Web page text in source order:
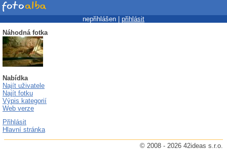
nepřihlášen | přihlásit
Náhodná fotka
Nabídka
Najít uživatele
Najít fotku
Výpis kategorií
Web verze
Přihlásit
Hlavní stránka
© 2008 - 2026 42ideas s.r.o.